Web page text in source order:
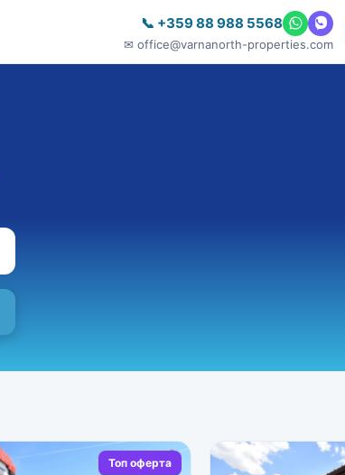
📞 +359 88 988 5568
✉ office@varnanorth-properties.com
Топ оферта